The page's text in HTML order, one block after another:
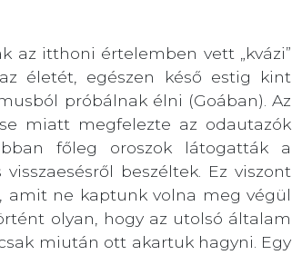
az itthoni értelemben vett „kvázi”
életét, egészen késő estig kint
próbálnak élni (Goában). Az
miatt megfelezte az odautazók
főleg oroszok látogatták a
beszéltek. Ez viszont
amit ne kaptunk volna meg végül
olyan, hogy az utolsó általam
miután ott akartuk hagyni. Egy